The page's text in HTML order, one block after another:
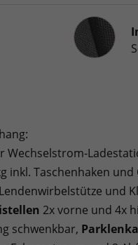
Wechselstrom-
inkl. Taschenhaken und
und
2x vorne und 4x
schwenkbar,